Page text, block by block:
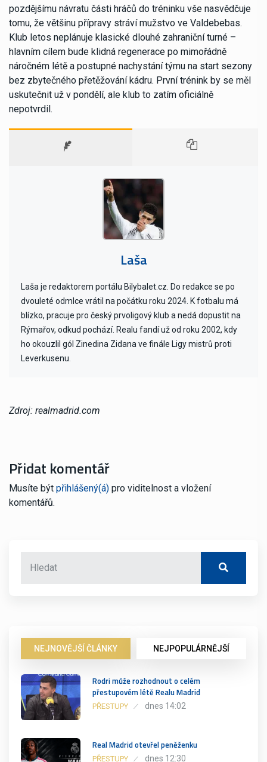
pozdějšímu návratu části hráčů do tréninku vše nasvědčuje
tomu, že většinu přípravy stráví mužstvo ve Valdebebas.
Klub letos neplánuje klasické dlouhé zahraniční turné –
hlavním cílem bude klidná regenerace po mimořádně
náročném létě a postupné nachystání týmu na start sezony
bez zbytečného přetěžování kádru. První trénink by se měl
uskutečnit už v pondělí, ale klub to zatím oficiálně
nepotvrdil.
Laša
Laša je redaktorem portálu Bilybalet.cz. Do redakce se po
dvouleté odmlce vrátil na počátku roku 2024. K fotbalu má
blízko, pracuje pro český prvoligový klub a nedá dopustit na
Rýmařov, odkud pochází. Realu fandí už od roku 2002, kdy
ho okouzlil gól Zinedina Zidana ve finále Ligy mistrů proti
Leverkusenu.
Zdroj: realmadrid.com
Přidat komentář
Musíte být přihlášený(á) pro viditelnost a vložení
komentářů.
NEJNOVĚJŠÍ ČLÁNKY NEJPOPULÁRNĚJŠÍ
Rodri může rozhodnout o celém
přestupovém létě Realu Madrid
PŘESTUPY dnes 14:02
Real Madrid otevřel peněženku
PŘESTUPY dnes 12:30